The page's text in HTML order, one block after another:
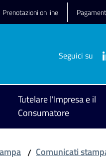
Prenotazioni on line
Seguici su
Tutelare l'Impresa e il
Consumatore
/ Comunicati